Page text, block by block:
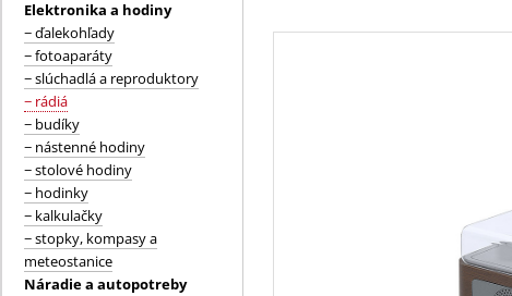
Elektronika a hodiny
− ďalekohľady
− fotoaparáty
− slúchadlá a reproduktory
− rádiá
− budíky
− nástenné hodiny
− stolové hodiny
− hodinky
− kalkulačky
− stopky, kompasy a
meteostanice
Náradie a autopotreby